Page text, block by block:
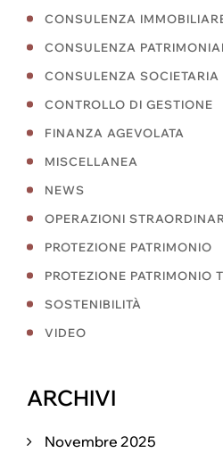
CONSULENZA
CONSULENZA
CONSULENZA SOCIETARIA
CONTROLLO DI GESTIONE
FINANZA AGEVOLATA
MISCELLANEA
NEWS
OPERAZIONI
PROTEZIONE PATRIMONIO
PROTEZIONE PATRIMONIO
SOSTENIBILITÀ
VIDEO
ARCHIVI
Novembre 2025